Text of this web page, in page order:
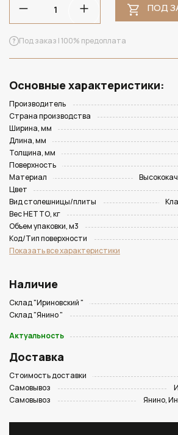
ПОД
Под заказ | 100% предоплата
Основные характеристики:
Производитель
Страна производства
Ширина, мм
Длина, мм
Толщина, мм
Поверхность
Материал
Цвет
Вид столешницы/плиты
Вес НЕТТО, кг
Объем упаковки, м3
Код/Тип поверхности
Показать все характеристики
Наличие
Склад "Ириновский "
Склад "Янино "
Актуальность
Доставка
Стоимость доставки
Самовывоз
Самовывоз
Янино,